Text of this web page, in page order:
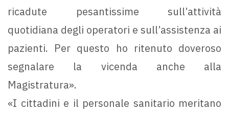
ricadute pesantissime sull’attività
quotidiana degli operatori e sull’assistenza ai
pazienti. Per questo ho ritenuto doveroso
segnalare la vicenda anche alla
Magistratura».
«I cittadini e il personale sanitario meritano